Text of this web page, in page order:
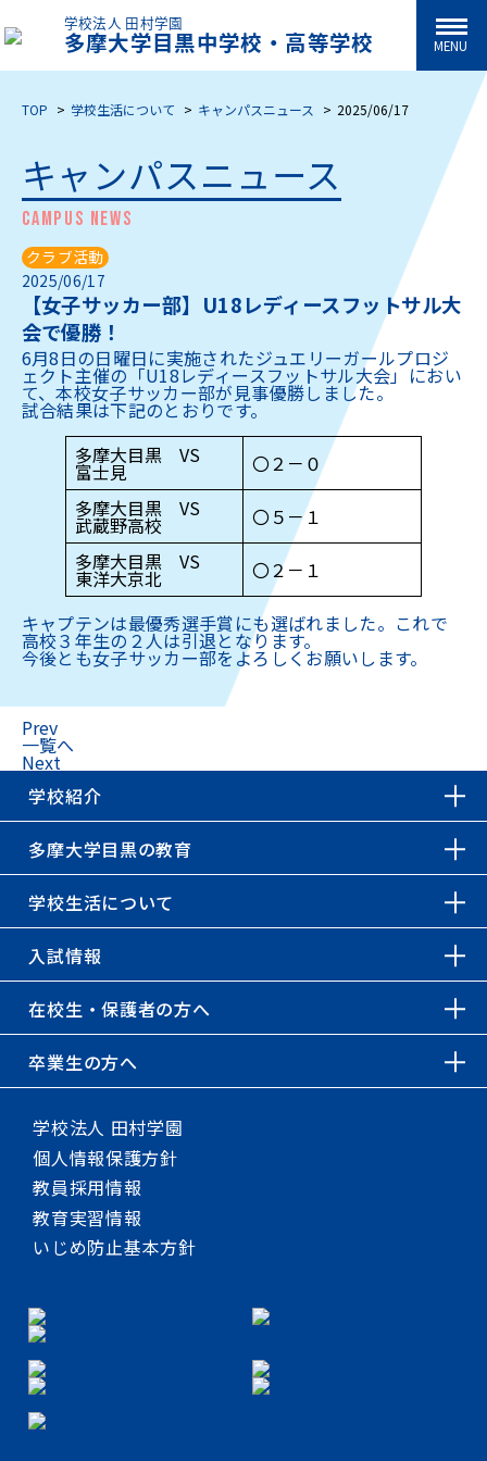
学校法人 田村学園
多摩大学目黒中学校・高等学校 MENU
TOP 学校生活について キャンパスニュース 2025/06/17
キャンパスニュース
CAMPUS NEWS
クラブ活動
2025/06/17
【女子サッカー部】U18レディースフットサル大
会で優勝！
6月8日の日曜日に実施されたジュエリーガールプロジ
ェクト主催の「U18レディースフットサル大会」におい
て、本校女子サッカー部が見事優勝しました。
試合結果は下記のとおりです。
多摩大目黒 VS
富士見
〇２－０
多摩大目黒 VS
武蔵野高校
〇５－１
多摩大目黒 VS
東洋大京北 〇２－１
キャプテンは最優秀選手賞にも選ばれました。これで
高校３年生の２人は引退となります。
今後とも女子サッカー部をよろしくお願いします。
Prev
一覧へ
Next
学校紹介
多摩大学目黒の教育
学校生活について
入試情報
在校生・保護者の方へ
卒業生の方へ
学校法人 田村学園
個人情報保護方針
教員採用情報
教育実習情報
いじめ防止基本方針